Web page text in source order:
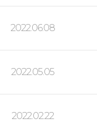
2022.06.08
2022.05.05
2022.02.22